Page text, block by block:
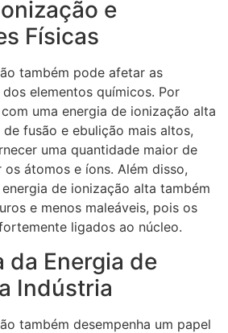
e
Físicas
também pode afetar as
elementos químicos. Por
uma energia de ionização alta
fusão e ebulição mais altos,
uma quantidade maior de
átomos e íons. Além disso,
de ionização alta também
e menos maleáveis, pois os
ligados ao núcleo.
da Energia de
Indústria
também desempenha um papel